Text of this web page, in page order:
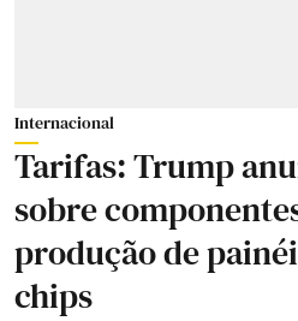
Internacional
Tarifas: Trump
sobre
produção de
chips